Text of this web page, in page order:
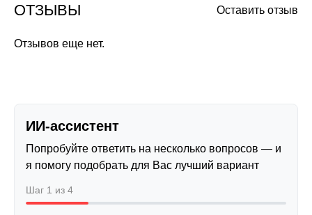
Оставить отзыв
ОТЗЫВЫ
Отзывов еще нет.
ИИ-ассистент
Попробуйте ответить на несколько вопросов — и
я помогу подобрать для Вас лучший вариант
Шаг 1 из 4